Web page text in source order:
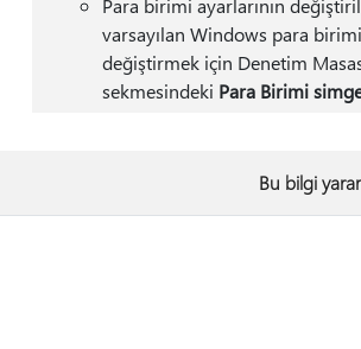
Para birimi ayarlarının
varsayılan Windows para
değiştirmek için Denetim
sekmesindeki Para Birimi
Bu bilgi